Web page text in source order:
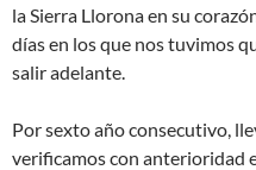
la Sierra Llorona en su
días en los que nos tuvimos
salir adelante.
Por sexto año consecutivo,
verificamos con anterioridad